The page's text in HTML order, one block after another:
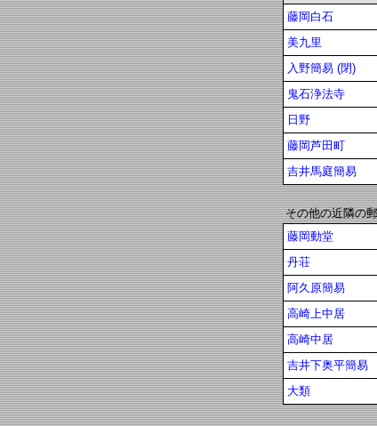
藤岡白石
美九里
入野簡易 (閉)
鬼石浄法寺
日野
藤岡芦田町
吉井馬庭簡易
その他の近隣の
藤岡動堂
丹荘
阿久原簡易
高崎上中居
高崎中居
吉井下奥平簡易
大類